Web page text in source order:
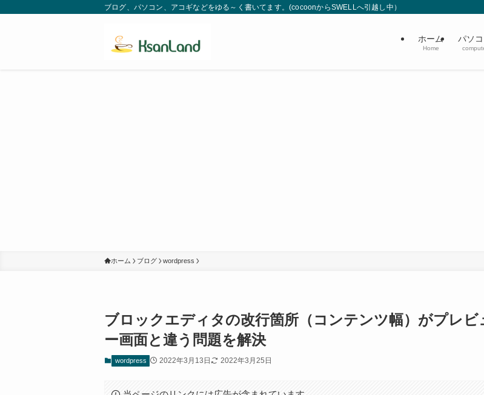
ブログ、パソコン、アコギなどをゆる～く書いてます。(cocoonからSWELLへ引越し中）
ホーム
Home
パソ
ホーム ブログ wordpress
ブロックエディタの改行箇所（コンテンツ幅）がプレビ
ー画面と違う問題を解決
wordpress 2022年3月13日 2022年3月25日